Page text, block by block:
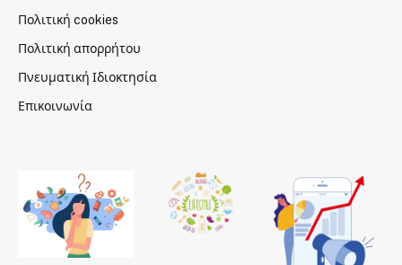
Πολιτική cookies
Πολιτική απορρήτου
Πνευματική Ιδιοκτησία
Επικοινωνία